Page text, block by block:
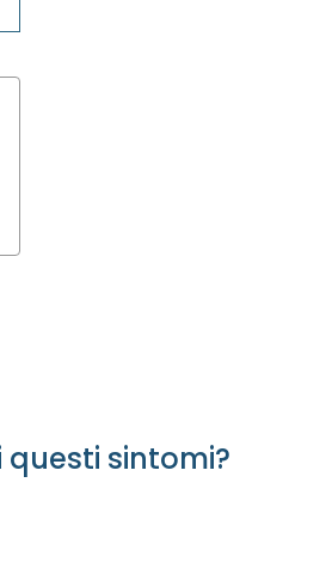
questi sintomi?